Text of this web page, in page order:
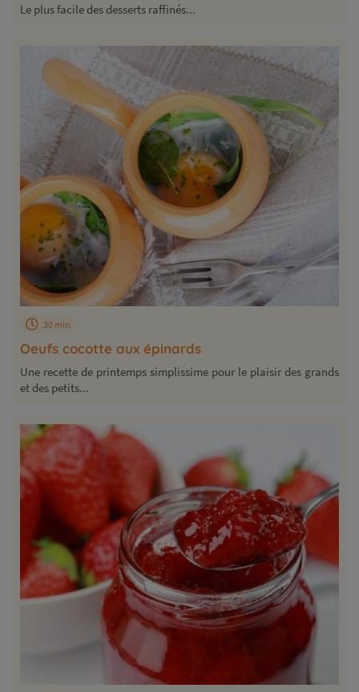
Le plus facile des desserts raffinés...
Oeufs cocotte aux épinards
30 min
Une recette de printemps simplissime pour le plaisir des grands
et des petits...